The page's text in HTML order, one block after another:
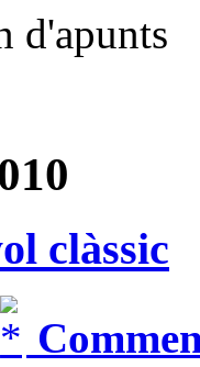
d'apunts
clàssic